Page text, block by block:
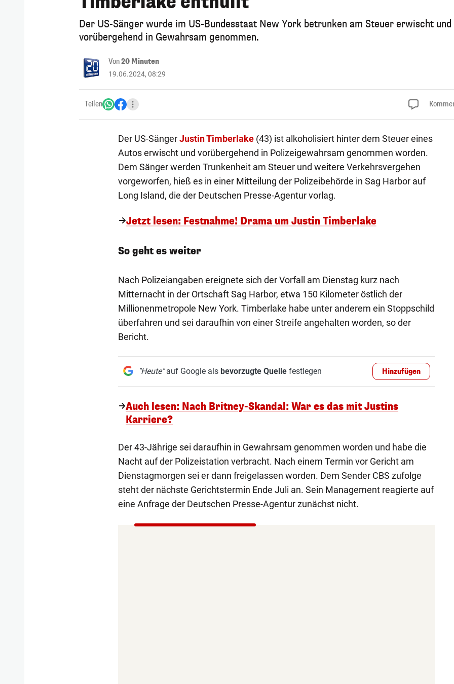
Der US-Sänger wurde im US-Bundesstaat New York betrunken am Steuer erwischt und
vorübergehend in Gewahrsam genommen.
Von20 Minuten
19.06.2024, 08:29
Teilen
Der US-SängerJustin Timberlake(43) ist alkoholisiert hinter dem Steuer eines
Autos erwischt und vorübergehend in Polizeigewahrsam genommen worden.
Dem Sänger werden Trunkenheit am Steuer und weitere Verkehrsvergehen
vorgeworfen, hieß es in einer Mitteilung der Polizeibehörde in Sag Harbor auf
Long Island, die der Deutschen Presse-Agentur vorlag.
Jetzt lesen: Festnahme! Drama um Justin Timberlake
So geht es weiter
Nach Polizeiangaben ereignete sich der Vorfall am Dienstag kurz nach
Mitternacht in der Ortschaft Sag Harbor, etwa 150 Kilometer östlich der
Millionenmetropole New York. Timberlake habe unter anderem ein Stoppschild
überfahren und sei daraufhin von einer Streife angehalten worden, so der
Bericht.
"Heute"auf Google als bevorzugte Quellefestlegen Hinzufügen
Auch lesen: Nach Britney-Skandal: War es das mit Justins
Karriere?
Der 43-Jährige sei daraufhin in Gewahrsam genommen worden und habe die
Nacht auf der Polizeistation verbracht. Nach einem Termin vor Gericht am
Dienstagmorgen sei er dann freigelassen worden. Dem Sender CBS zufolge
steht der nächste Gerichtstermin Ende Juli an. Sein Management reagierte auf
eine Anfrage der Deutschen Presse-Agentur zunächst nicht.